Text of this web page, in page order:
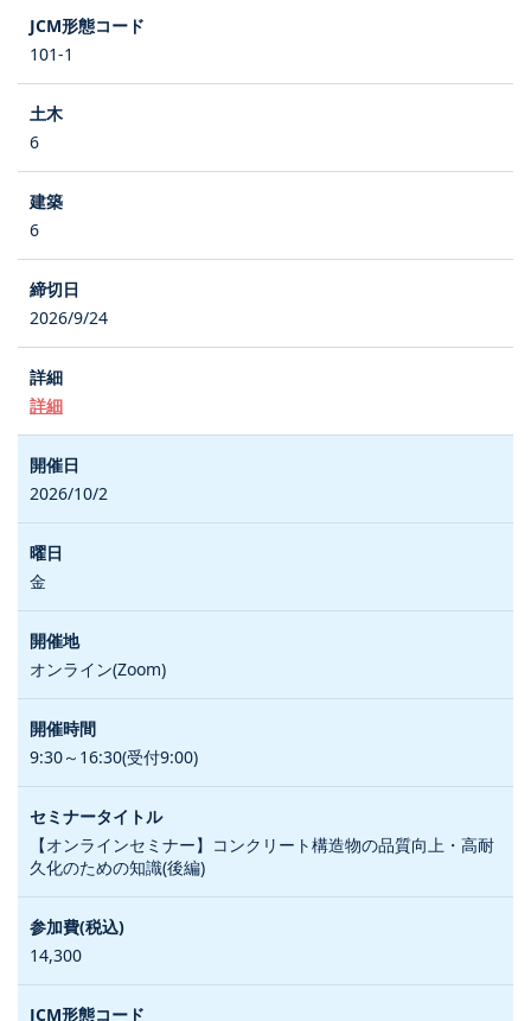
101-1
6
6
2026/9/24
詳細
2026/10/2
金
オンライン(Zoom)
9:30～16:30(受付9:00)
【オンラインセミナー】コンクリート構造物の品質向上・高耐
久化のための知識(後編)
14,300